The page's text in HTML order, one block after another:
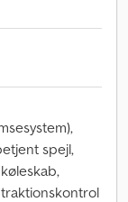
spejl,